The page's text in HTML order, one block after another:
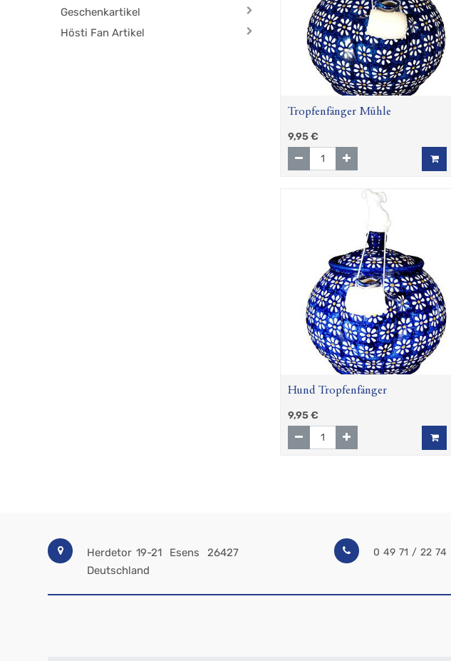
Geschenkartikel
Hösti Fan Artikel
Tropfenfänger Mühle
9,95€
Hund Tropfenfänger
9,95€
Herdetor 19-21 Esens
26427
Deutschland
0 49 71 / 22 74